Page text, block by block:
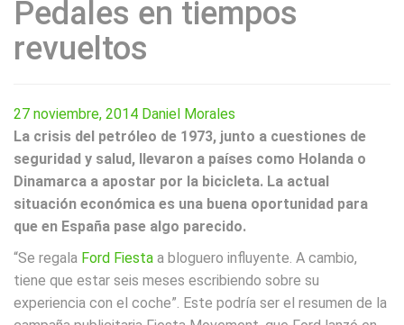
Pedales en tiempos
revueltos
27 noviembre, 2014 Daniel Morales
La crisis del petróleo de 1973, junto a cuestiones de
seguridad y salud, llevaron a países como Holanda o
Dinamarca a apostar por la bicicleta. La actual
situación económica es una buena oportunidad para
que en España pase algo parecido.
“Se regala Ford Fiesta a bloguero influyente. A cambio,
tiene que estar seis meses escribiendo sobre su
experiencia con el coche”. Este podría ser el resumen de la